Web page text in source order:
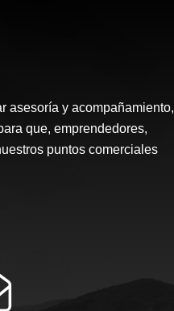
asesoría y acompañamiento,
que, emprendedores,
puntos comerciales